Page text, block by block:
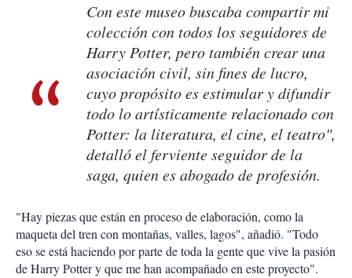
Con este museo buscaba compartir mi
colección con todos los seguidores de
Harry Potter, pero también crear una
asociación civil, sin fines de lucro,
cuyo propósito es estimular y difundir
todo lo artísticamente relacionado con
Potter: la literatura, el cine, el teatro",
detalló el ferviente seguidor de la
saga, quien es abogado de profesión.
"Hay piezas que están en proceso de elaboración, como la
maqueta del tren con montañas, valles, lagos", añadió. "Todo
eso se está haciendo por parte de toda la gente que vive la pasión
de Harry Potter y que me han acompañado en este proyecto".